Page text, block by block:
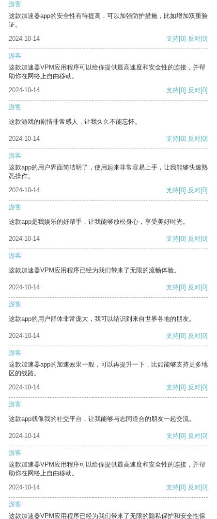
游客
这款加速器app的安全性有待提高，可以加强防护措施，比如增加双重验
证。
2024-10-14
支持[0] 反对[0]
游客
这款加速器VPM应用程序可以给你提供最高速度和安全性的连接，并帮
助你在网络上自由移动。
2024-10-14
支持[0] 反对[0]
游客
这款游戏的剧情非常感人，让我久久不能忘怀。
2024-10-14 支持[0] 反对[0]
游客
这款app的用户界面简洁明了，使用起来非常容易上手，让我能够快速熟
悉操作。
2024-10-14
支持[0] 反对[0]
游客
这款app是我娱乐的好帮手，让我能够放松身心，享受美好时光。
2024-10-14 支持[0] 反对[0]
游客
这款加速器VPM应用程序已经为我们带来了无限的流畅体验。
2024-10-14 支持[0] 反对[0]
游客
这款app的用户群体非常庞大，我可以结识到来自世界各地的朋友。
2024-10-14 支持[0] 反对[0]
游客
这款加速器app的加速效果一般，可以再提升一下，比如能够支持更多地
区的线路。
2024-10-14
支持[0] 反对[0]
游客
这款app就像我的社交平台，让我能够与志同道合的朋友一起交流。
2024-10-14 支持[0] 反对[0]
游客
这款加速器VPM应用程序可以给你提供最高速度和安全性的连接，并帮
助你在网络上自由移动。
2024-10-14
支持[0] 反对[0]
游客
这款加速器VPM应用程序已经为我们带来了无限的隐私保护和安全性保